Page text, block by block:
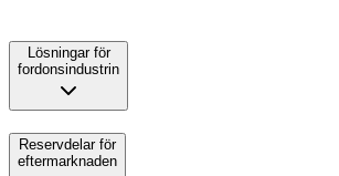
Lösningar för
fordonsindustrin
Reservdelar för
eftermarknaden